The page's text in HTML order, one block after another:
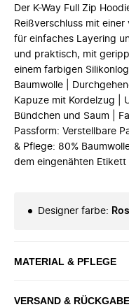
Der K-Way Full Zip
Reißverschluss mit
für einfaches Layering
und praktisch, mit
einem farbigen
Baumwolle |
Kapuze mit Kordelzug |
Bündchen und Saum |
Passform: Verstellbare
& Pflege: 80%
dem eingenähten Etikett
Designer farbe:
MATERIAL & PFLEGE
VERSAND & RÜCKGABE